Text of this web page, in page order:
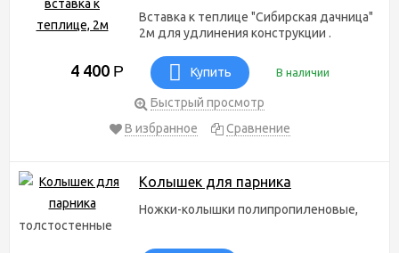
Вставка к теплице "Сибирская дачница"
2м для удлинения конструкции .
4 400 Р Купить В наличии
Быстрый просмотр
В избранное
Сравнение
Колышек для парника
Ножки-колышки полипропиленовые,
толстостенные